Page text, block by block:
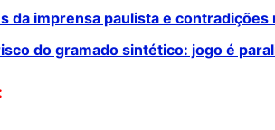
da imprensa paulista e
do gramado sintético: jogo é